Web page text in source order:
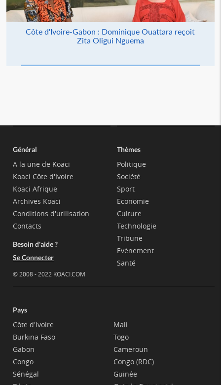
Côte d'Ivoire-Gabon : Dominique Ouattara reçoit
Zita Oligui Nguema
Général
A la une de Koaci
Koaci Côte d'Ivoire
Koaci Afrique
Archives Koaci
Conditions d'utilisation
Contacts
Besoin d'aide ?
Se Connecter
© 2008 - 2022 KOACI.COM
Thèmes
Politique
Société
Sport
Economie
Culture
Technologie
Tribune
Evènement
Santé
Pays
Côte d'Ivoire
Burkina Faso
Gabon
Congo
Sénégal
Mali
Togo
Cameroun
Congo (RDC)
Guinée